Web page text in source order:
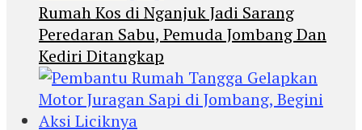
Rumah Kos di Nganjuk Jadi Sarang
Peredaran Sabu, Pemuda Jombang Dan
Kediri Ditangkap